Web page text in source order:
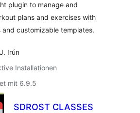
plugin to manage and
plans and exercises with
and customizable templates.
Irún
Installationen
mit 6.9.5
SDROST CLASSES